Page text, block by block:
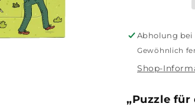
Abholung bei
Gewöhnlich
Shop-
„Puzzle für